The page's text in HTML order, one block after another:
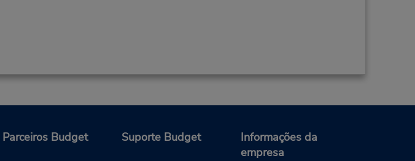
Parceiros Budget Suporte Budget
Informações da
empresa